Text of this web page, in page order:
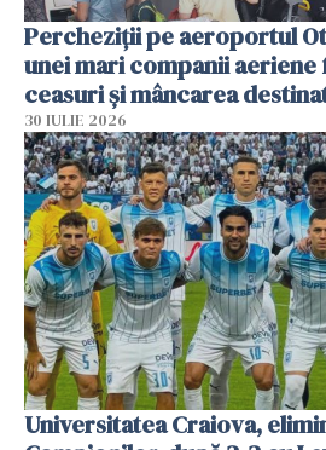
Percheziții pe aeroportul
unei mari companii
ceasuri și mâncarea
30 IULIE 2026
Universitatea Craiova,